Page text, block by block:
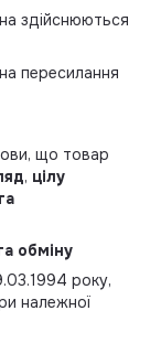
здійснюються
пересилання
що товар
, цілу
обміну
року,
належної